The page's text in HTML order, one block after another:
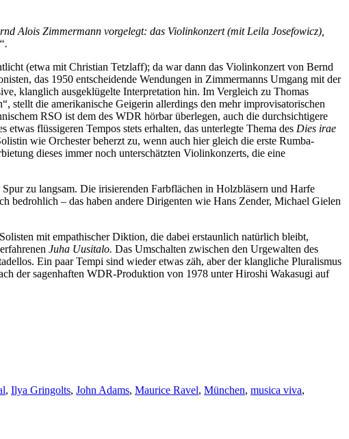
Alois Zimmermann vorgelegt: das Violinkonzert (mit Leila Josefowicz),
(etwa mit Christian Tetzlaff); da war dann das Violinkonzert von Bernd
das 1950 entscheidende Wendungen in Zimmermanns Umgang mit der
klanglich ausgeklügelte Interpretation hin. Im Vergleich zu Thomas
stellt die amerikanische Geigerin allerdings den mehr improvisatorischen
RSO ist dem des WDR hörbar überlegen, auch die durchsichtigere
etwas flüssigeren Tempos stets erhalten, das unterlegte Thema des Dies irae
wie Orchester beherzt zu, wenn auch hier gleich die erste Rumba-
dieses immer noch unterschätzten Violinkonzerts, die eine
zu langsam. Die irisierenden Farbflächen in Holzbläsern und Harfe
bedrohlich – das haben andere Dirigenten wie Hans Zender, Michael Gielen
mit empathischer Diktion, die dabei erstaunlich natürlich bleibt,
Juha Uusitalo. Das Umschalten zwischen den Urgewalten des
Ein paar Tempi sind wieder etwas zäh, aber der klangliche Pluralismus
der sagenhaften WDR-Produktion von 1978 unter Hiroshi Wakasugi auf
, Ilya Gringolts, John Adams, Maurice Ravel, München, musica viva,